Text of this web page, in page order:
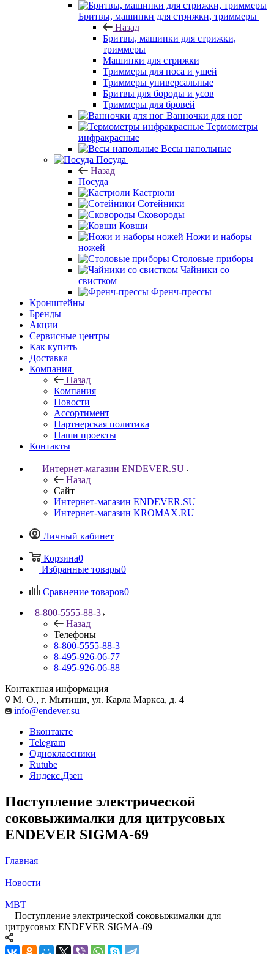
Бритвы, машинки для стрижки, триммеры
Назад
Бритвы, машинки для стрижки,
триммеры
Машинки для стрижки
Триммеры для носа и ушей
Триммеры универсальные
Бритвы для бороды и усов
Триммеры для бровей
Ванночки для ног
Термометры
инфракрасные
Весы напольные
Посуда
Назад
Посуда
Кастрюли
Сотейники
Сковороды
Ковши
Ножи и наборы
ножей
Столовые приборы
Чайники со
свистком
Френч-прессы
Кронштейны
Бренды
Акции
Сервисные центры
Как купить
Доставка
Компания
Назад
Компания
Новости
Ассортимент
Партнерская политика
Наши проекты
Контакты
Интернет-магазин ENDEVER.SU
Назад
Сайт
Интернет-магазин ENDEVER.SU
Интернет-магазин KROMAX.RU
Личный кабинет
Корзина0
Избранные товары0
Сравнение товаров0
8-800-5555-88-3
Назад
Телефоны
8-800-5555-88-3
8-495-926-06-77
8-495-926-06-88
Контактная информация
М. О., г. Мытищи, ул. Карла Маркса, д. 4
info@endever.su
Вконтакте
Telegram
Одноклассники
Rutube
Яндекс.Дзен
Поступление электрической
соковыжималки для цитрусовых
ENDEVER SIGMA-69
Главная
—
Новости
—
MBT
—Поступление электрической соковыжималки для
цитрусовых ENDEVER SIGMA-69